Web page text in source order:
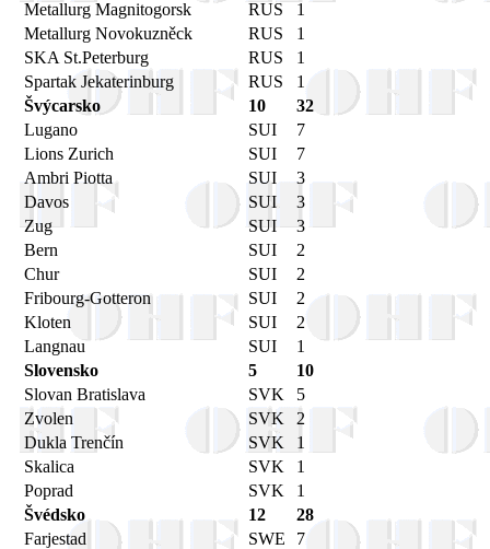
Metallurg Magnitogorsk
RUS
1
Metallurg Novokuzněck
RUS
1
SKA St.Peterburg
RUS
1
Spartak Jekaterinburg
RUS
1
Švýcarsko
10
32
Lugano
SUI
7
Lions Zurich
SUI
7
Ambri Piotta
SUI
3
Davos
SUI
3
Zug
SUI
3
Bern
SUI
2
Chur
SUI
2
Fribourg-Gotteron
SUI
2
Kloten
SUI
2
Langnau
SUI
1
Slovensko
5
10
Slovan Bratislava
SVK
5
Zvolen
SVK
2
Dukla Trenčín
SVK
1
Skalica
SVK
1
Poprad
SVK
1
Švédsko
12
28
Farjestad
SWE
7